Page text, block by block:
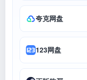
夸克网盘
123网盘